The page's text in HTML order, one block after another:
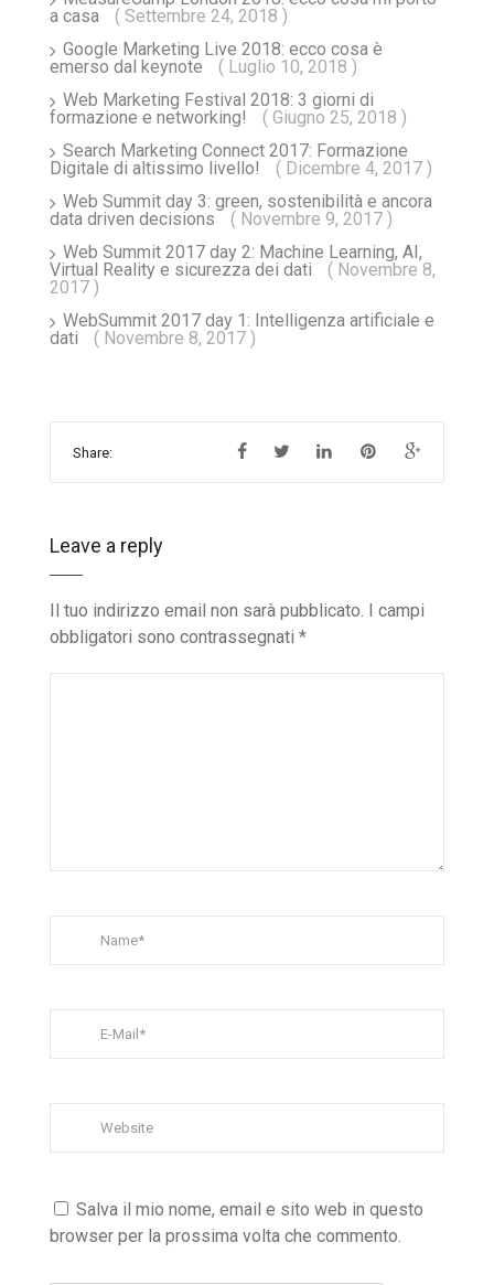
a casa
( Settembre 24, 2018 )
Google Marketing Live 2018: ecco cosa è
emerso dal keynote
( Luglio 10, 2018 )
Web Marketing Festival 2018: 3 giorni di
formazione e networking!
( Giugno 25, 2018 )
Search Marketing Connect 2017: Formazione
Digitale di altissimo livello!
( Dicembre 4, 2017 )
Web Summit day 3: green, sostenibilità e ancora
data driven decisions
( Novembre 9, 2017 )
Web Summit 2017 day 2: Machine Learning, AI,
Virtual Reality e sicurezza dei dati
( Novembre 8,
2017 )
WebSummit 2017 day 1: Intelligenza artificiale e
dati
( Novembre 8, 2017 )
Share:
Leave a reply
Il tuo indirizzo email non sarà pubblicato. I campi
obbligatori sono contrassegnati *
Salva il mio nome, email e sito web in questo
browser per la prossima volta che commento.